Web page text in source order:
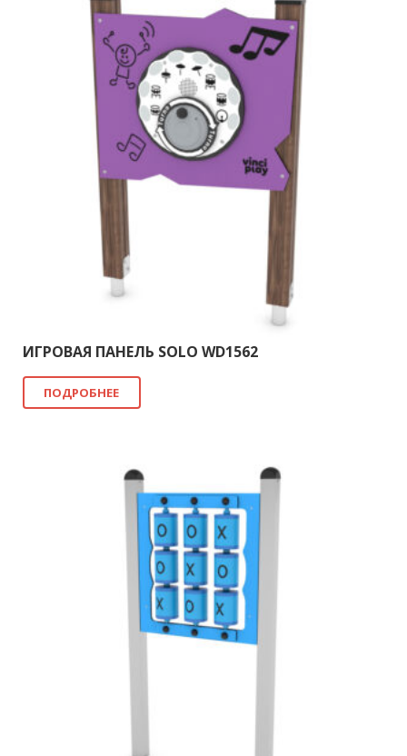
ИГРОВАЯ ПАНЕЛЬ SOLO WD1562
ПОДРОБНЕЕ